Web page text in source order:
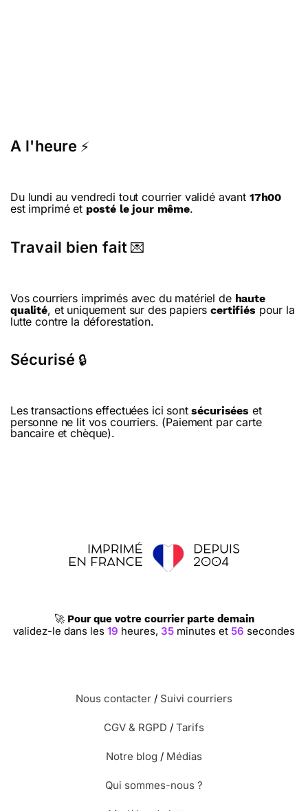
A l'heure ⚡
Du lundi au vendredi tout courrier validé avant 17h00
est imprimé et posté le jour même.
Travail bien fait 💌
Vos courriers imprimés avec du matériel de haute
qualité, et uniquement sur des papierscertifiés pour la
lutte contre la déforestation.
Sécurisé 🔒
Les transactions effectuées ici sontsécurisées et
personne ne lit vos courriers. (Paiement par carte
bancaire et chèque).
🚀 Pour que votre courrier parte demain
validez-le dans les19 heures,35 minutes et55 secondes
Nous contacter / Suivi courriers
CGV & RGPD / Tarifs
Notre blog / Médias
Qui sommes-nous ?